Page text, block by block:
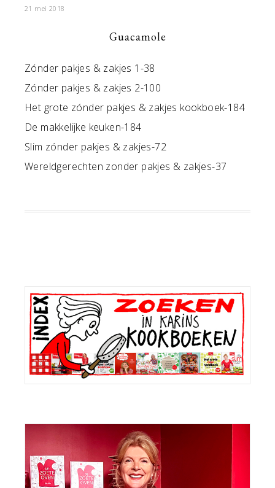
21 mei 2018
Guacamole
Zónder pakjes & zakjes 1-38
Zónder pakjes & zakjes 2-100
Het grote zónder pakjes & zakjes kookboek-184
De makkelijke keuken-184
Slim zónder pakjes & zakjes-72
Wereldgerechten zonder pakjes & zakjes-37
Primaire
Sidebar